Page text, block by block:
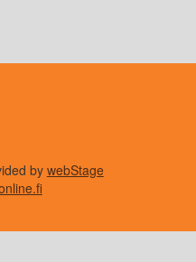
by webStage